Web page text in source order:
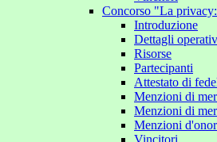
Concorso "La
Introduzione
Dettagli
Risorse
Partecipanti
Attestato di
Menzioni di
Menzioni di
Menzioni
Vincitori